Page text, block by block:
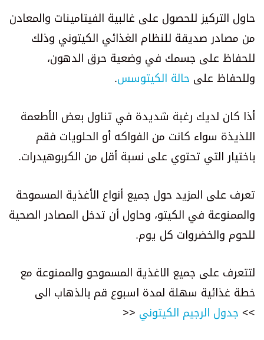
حاول التركيز للحصول على غالبية الفيتامينات والمعادن
من مصادر صديقة للنظام الغذائي الكيتوني وذلك
للحفاظ على جسمك في وضعية حرق الدهون،
وللحفاظ على حالة الكيتوسس.
أذا كان لديك رغبة شديدة في تناول بعض الأطعمة
اللذيذة سواء كانت من الفواكه أو الحلويات فقم
باختيار التي تحتوي على نسبة أقل من الكربوهيدرات.
تعرف على المزيد حول جميع أنواع الأغذية المسموحة
والممنوعة في الكيتو، وحاول أن تدخل المصادر الصحية
للحوم والخضروات كل يوم.
لتتعرف على جميع الاغذية المسموحو والممنوعة مع
خطة غذائية سهلة لمدة اسبوع قم بالذهاب الى
>> جدول الرجيم الكيتوني <<